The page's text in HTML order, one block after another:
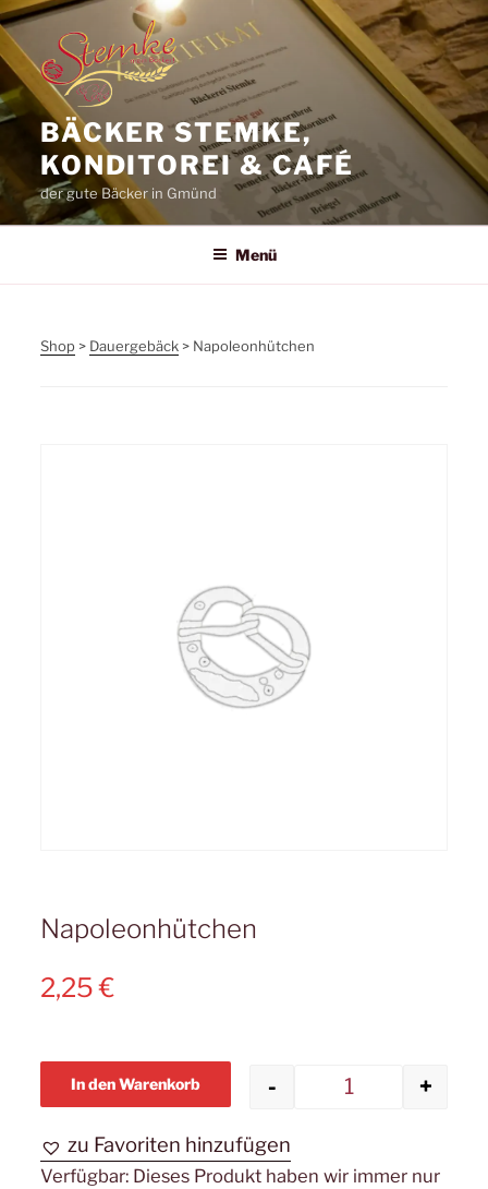
Zum
Inhalt
springen
BÄCKER STEMKE,
KONDITOREI & CAFÉ
der gute Bäcker in Gmünd
Menü
Shop > Dauergebäck> Napoleonhütchen
Napoleonhütchen
2,25€
- +
In den Warenkorb
zu Favoriten hinzufügen
Verfügbar: Dieses Produkt haben wir immer nur